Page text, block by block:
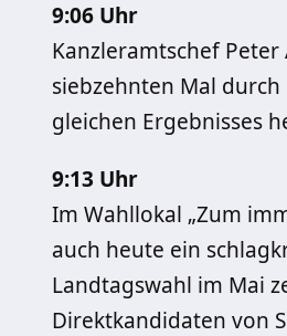
9:06 Uhr
Kanzleramtschef
siebzehnten Mal
gleichen Ergebnisses
9:13 Uhr
Im Wahllokal „Zum
auch heute ein
Landtagswahl im Mai
Direktkandidaten von